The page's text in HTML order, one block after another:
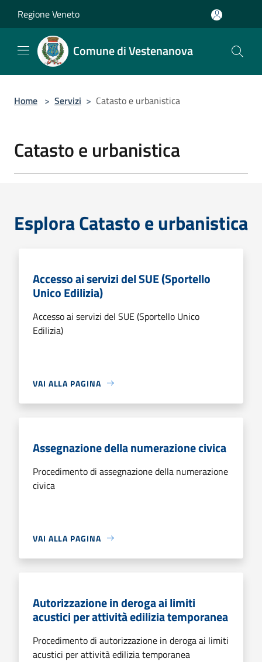
Regione Veneto
Comune di Vestenanova
Home > Servizi > Catasto e urbanistica
Catasto e urbanistica
Esplora Catasto e urbanistica
Accesso ai servizi del SUE (Sportello
Unico Edilizia)
Accesso ai servizi del SUE (Sportello Unico
Edilizia)
VAI ALLA PAGINA
Assegnazione della numerazione civica
Procedimento di assegnazione della numerazione
civica
VAI ALLA PAGINA
Autorizzazione in deroga ai limiti
acustici per attività edilizia temporanea
Procedimento di autorizzazione in deroga ai limiti
acustici per attività edilizia temporanea